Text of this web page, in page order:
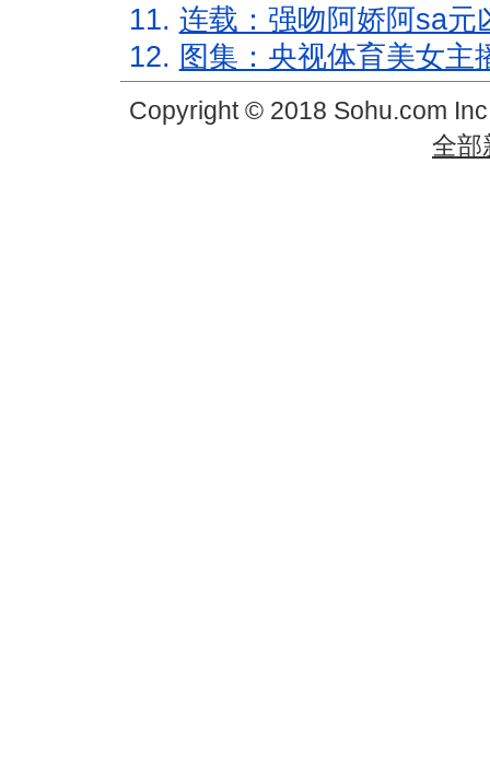
11. 连载：强吻阿娇阿sa元
12. 图集：央视体育美女主
Copyright © 2018 Sohu.com
全部